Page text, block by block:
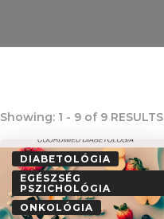
Showing: 1 - 9 of 9 RESULTS
DIABETOLÓGIA
EGÉSZSÉG
PSZICHOLÓGIA
ONKOLÓGIA